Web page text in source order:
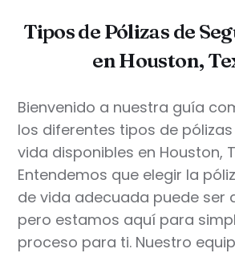
Tipos de Pólizas de
en Houston,
Bienvenido a nuestra guía
los diferentes tipos de
vida disponibles en Houston,
Entendemos que elegir la
de vida adecuada puede ser
pero estamos aquí para
proceso para ti. Nuestro